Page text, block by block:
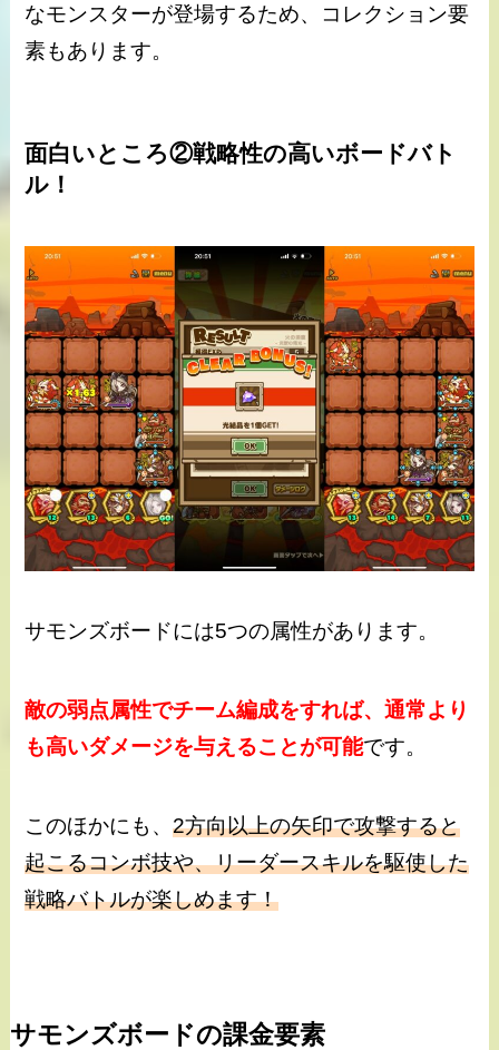
なモンスターが登場するため、コレクション要
素もあります。
面白いところ②戦略性の高いボードバト
ル！
サモンズボードには5つの属性があります。
敵の弱点属性でチーム編成をすれば、通常より
も高いダメージを与えることが可能です。
このほかにも、2方向以上の矢印で攻撃すると
起こるコンボ技や、リーダースキルを駆使した
戦略バトルが楽しめます！
サモンズボードの課金要素